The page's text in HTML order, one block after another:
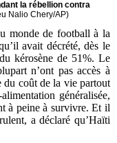
la rébellion contra
Nalio Chery/AP)
monde de football à la
avait décrété, dès le
kérosène de 51%. Le
n’ont pas accès à
du coût de la vie partout
généralisée,
à peine à survivre. Et il
a déclaré qu’Haïti